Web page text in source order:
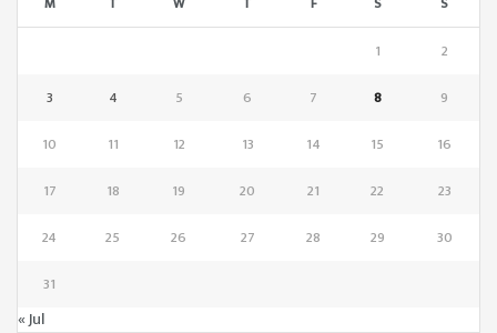
1
2
3
4 5 6 7 8
9
10
11 12 13 14 15
16
17
18 19 20 21 22
23
24
25 26 27 28 29
30
31
« Jul